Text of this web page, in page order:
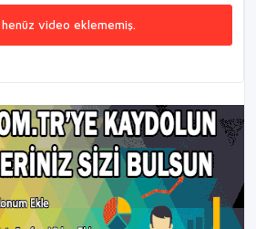
henüz video eklememiş.